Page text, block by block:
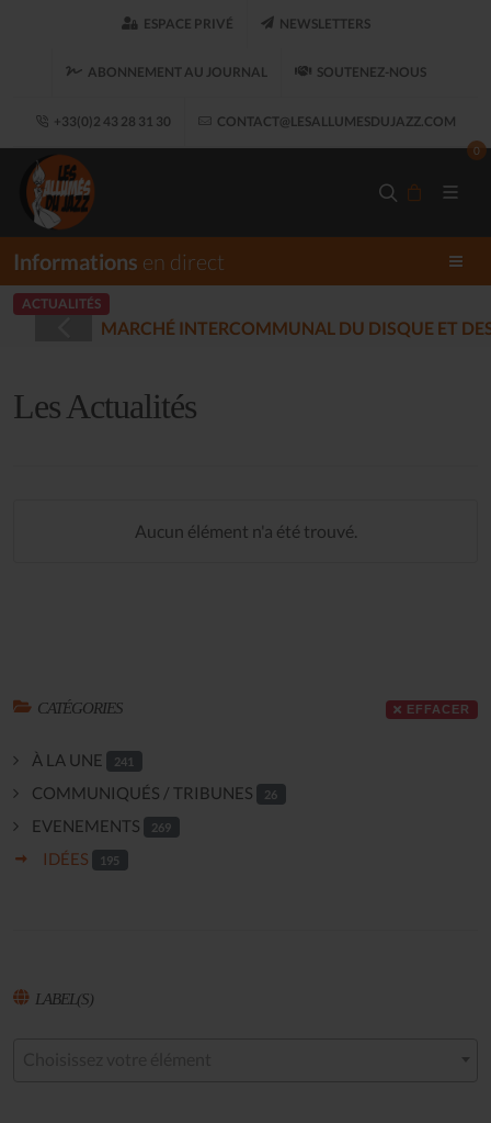
ESPACE PRIVÉ NEWSLETTERS
ABONNEMENT AU JOURNAL SOUTENEZ-NOUS
+33(0)2 43 28 31 30 CONTACT@LESALLUMESDUJAZZ.COM
0
Informations en direct
ACTUALITÉS
- PLOUARET(2025-12-17)
Les Actualités
Aucun élément n'a été trouvé.
CATÉGORIES EFFACER
À LA UNE 241
COMMUNIQUÉS / TRIBUNES 26
EVENEMENTS 269
IDÉES 195
LABEL(S)